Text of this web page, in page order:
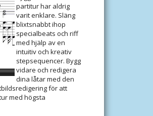
partitur har aldrig
varit enklare. Släng
blixtsnabbt ihop
specialbeats och riff
med hjälp av en
intuitiv och kreativ
stepsequencer. Bygg
vidare och redigera
dina låtar med den
för att
med högsta